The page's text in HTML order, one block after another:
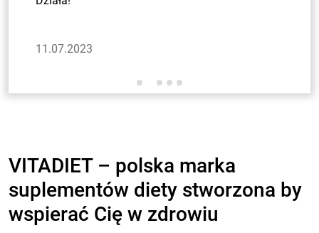
11.07.2023
VITADIET – polska marka
suplementów diety stworzona by
wspierać Cię w zdrowiu